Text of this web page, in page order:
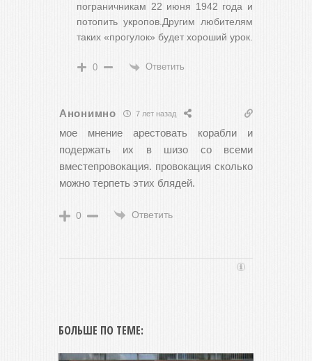
пограничникам 22 июня 1942 года и
потопить укропов.Другим любителям
таких «прогулок» будет хороший урок.
0 Ответить
Анонимно 7 лет назад
мое мнение арестовать корабли и
подержать их в шизо со всеми
вместепровокация. провокация сколько
можно терпеть этих блядей.
0 Ответить
БОЛЬШЕ ПО ТЕМЕ: